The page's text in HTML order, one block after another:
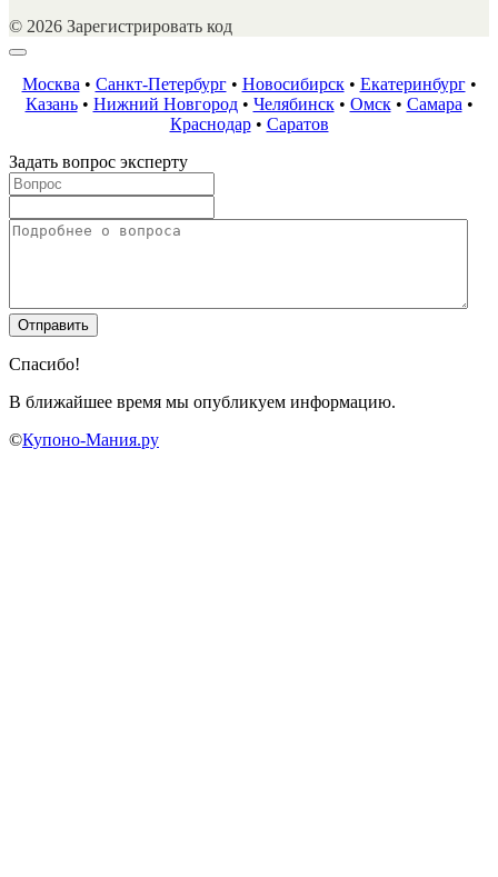
© 2026 Зарегистрировать код
Москва• Санкт-Петербург• Новосибирск• Екатеринбург•
Казань• Нижний Новгород• Челябинск• Омск• Самара•
Краснодар• Саратов
Задать вопрос эксперту
Спасибо!
В ближайшее время мы опубликуем информацию.
©Купоно-Мания.ру